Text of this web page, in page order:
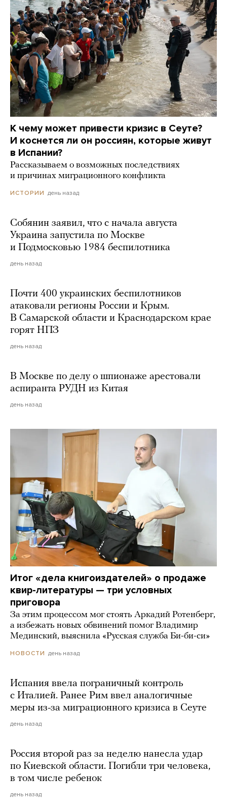
К чему может привести кризис в Сеуте?
И коснется ли он россиян, которые живут
в Испании?
Рассказываем о возможных последствиях
и причинах миграционного конфликта
ИСТОРИИ день назад
Собянин заявил, что с начала августа
Украина запустила по Москве
и Подмосковью 1984 беспилотника
день назад
Почти 400 украинских беспилотников
атаковали регионы России и Крым.
В Самарской области и Краснодарском крае
горят НПЗ
день назад
В Москве по делу о шпионаже арестовали
аспиранта РУДН из Китая
день назад
Итог «дела книгоиздателей» о продаже
квир-литературы — три условных
приговора
За этим процессом мог стоять Аркадий Ротенберг,
а избежать новых обвинений помог Владимир
Мединский, выяснила «Русская служба Би-би-си»
НОВОСТИ день назад
Испания ввела пограничный контроль
с Италией. Ранее Рим ввел аналогичные
меры из-за миграционного кризиса в Сеуте
день назад
Россия второй раз за неделю нанесла удар
по Киевской области. Погибли три человека,
в том числе ребенок
день назад